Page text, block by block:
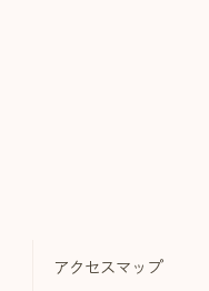
アクセスマップ